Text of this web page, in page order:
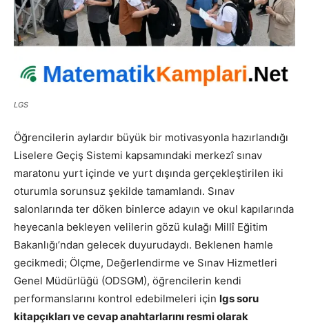
LGS
Öğrencilerin aylardır büyük bir motivasyonla hazırlandığı
Liselere Geçiş Sistemi kapsamındaki merkezî sınav
maratonu yurt içinde ve yurt dışında gerçekleştirilen iki
oturumla sorunsuz şekilde tamamlandı. Sınav
salonlarında ter döken binlerce adayın ve okul kapılarında
heyecanla bekleyen velilerin gözü kulağı Millî Eğitim
Bakanlığı’ndan gelecek duyurudaydı. Beklenen hamle
gecikmedi; Ölçme, Değerlendirme ve Sınav Hizmetleri
Genel Müdürlüğü (ODSGM), öğrencilerin kendi
performanslarını kontrol edebilmeleri için lgs soru
kitapçıkları ve cevap anahtarlarını resmi olarak